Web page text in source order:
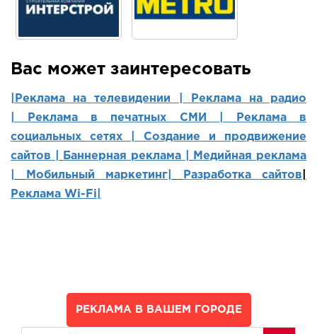
Вас может заинтересовать
|Реклама на телевидении |
Реклама на радио
Реклама в печатных СМИ |
Реклама в
социальных сетях | Создание и продвижение
сайтов
Баннерная реклама |
Медийная реклама
Мобильный маркетинг Разработка сайтов
Реклама Wi-Fi|
РЕКЛАМА В ВАШЕМ ГОРОДЕ